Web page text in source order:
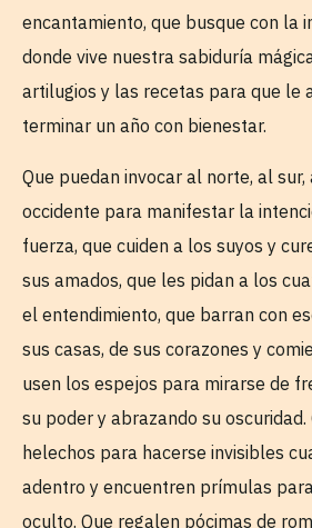
encantamiento, que busque con la
donde vive nuestra sabiduría
artilugios y las recetas para que le
terminar un año con bienestar.
Que puedan invocar al norte, al
occidente para manifestar la
fuerza, que cuiden a los suyos y
sus amados, que les pidan a los
el entendimiento, que barran con
sus casas, de sus corazones y
usen los espejos para mirarse de
su poder y abrazando su oscuridad.
helechos para hacerse invisibles
adentro y encuentren prímulas
oculto. Que regalen pócimas de